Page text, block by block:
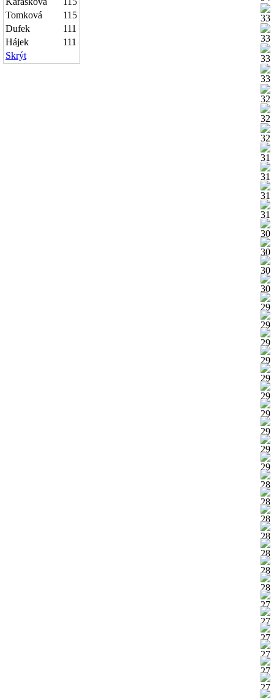
Tomková
115
Dufek
111
Hájek
111
Skrýt